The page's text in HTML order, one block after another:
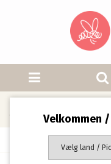
Velkommen
Julekugler